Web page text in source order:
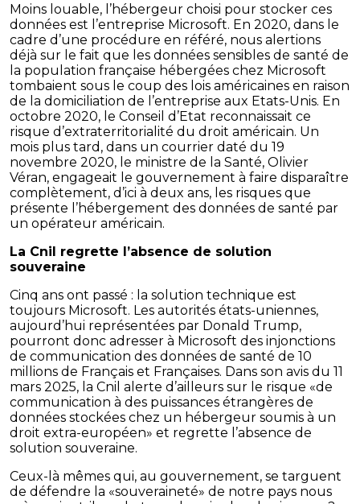
Moins louable, l’hébergeur choisi pour stocker ces
données est l’entreprise Microsoft. En 2020, dans le
cadre d’une procédure en référé, nous alertions
déjà sur le fait que les données sensibles de santé de
la population française hébergées chez Microsoft
tombaient sous le coup des lois américaines en raison
de la domiciliation de l’entreprise aux Etats-Unis. En
octobre 2020, le Conseil d’Etat reconnaissait ce
risque d’extraterritorialité du droit américain. Un
mois plus tard, dans un courrier daté du 19
novembre 2020, le ministre de la Santé, Olivier
Véran, engageait le gouvernement à faire disparaître
complètement, d’ici à deux ans, les risques que
présente l’hébergement des données de santé par
un opérateur américain.
La Cnil regrette l’absence de solution
souveraine
Cinq ans ont passé : la solution technique est
toujours Microsoft. Les autorités états-uniennes,
aujourd’hui représentées par Donald Trump,
pourront donc adresser à Microsoft des injonctions
de communication des données de santé de 10
millions de Français et Françaises. Dans son avis du 11
mars 2025, la Cnil alerte d’ailleurs sur le risque «de
communication à des puissances étrangères de
données stockées chez un hébergeur soumis à un
droit extra-européen» et regrette l’absence de
solution souveraine.
Ceux-là mêmes qui, au gouvernement, se targuent
de défendre la «souveraineté» de notre pays nous